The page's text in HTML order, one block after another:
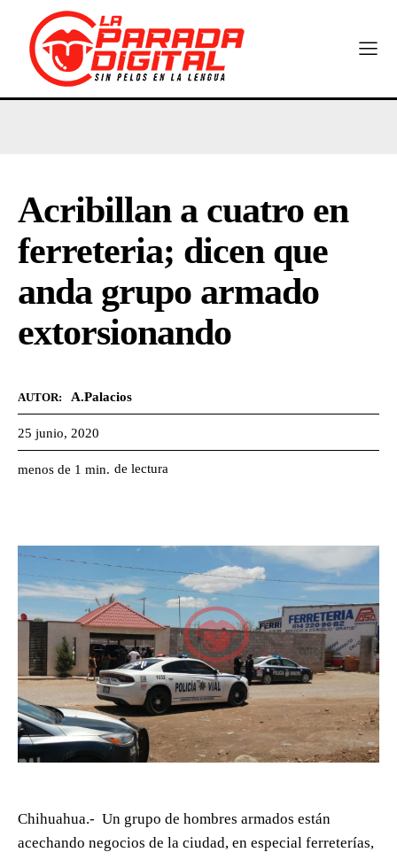
Acribillan a cuatro en
ferreteria; dicen que
anda grupo armado
extorsionando
AUTOR: A.Palacios
25 junio, 2020
menos de 1 min. de lectura
Chihuahua.- Un grupo de hombres armados están
acechando negocios de la ciudad, en especial ferreterías,